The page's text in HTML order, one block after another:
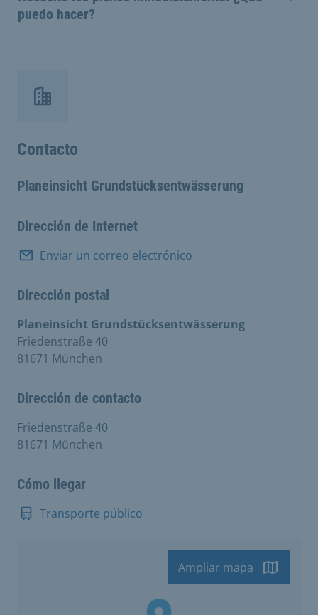
puedo hacer?
Contacto
Planeinsicht Grundstücksentwässerung
Dirección de Internet
Enviar un correo electrónico
Dirección postal
Planeinsicht Grundstücksentwässerung
Friedenstraße 40
81671 München
Dirección de contacto
Friedenstraße 40
81671 München
Cómo llegar
Transporte público
Ampliar mapa